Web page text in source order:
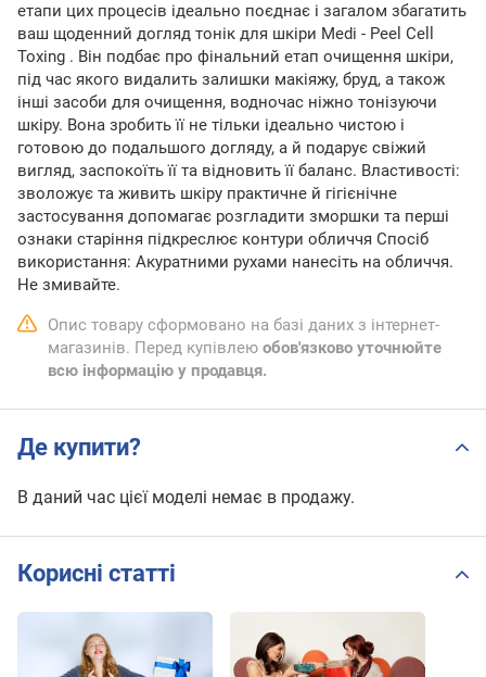
етапи цих процесів ідеально поєднає і загалом збагатить
ваш щоденний догляд тонік для шкіри Medi - Peel Cell
Toxing . Він подбає про фінальний етап очищення шкіри,
під час якого видалить залишки макіяжу, бруд, а також
інші засоби для очищення, водночас ніжно тонізуючи
шкіру. Вона зробить її не тільки ідеально чистою і
готовою до подальшого догляду, а й подарує свіжий
вигляд, заспокоїть її та відновить її баланс. Властивості:
зволожує та живить шкіру практичне й гігієнічне
застосування допомагає розгладити зморшки та перші
ознаки старіння підкреслює контури обличчя Спосіб
використання: Акуратними рухами нанесіть на обличчя.
Не змивайте.
Опис товару сформовано на базі даних з інтернет-
магазинів. Перед купівлею обов'язково уточнюйте
всю інформацію у продавця.
Де купити?
В даний час цієї моделі немає в продажу.
Корисні статті